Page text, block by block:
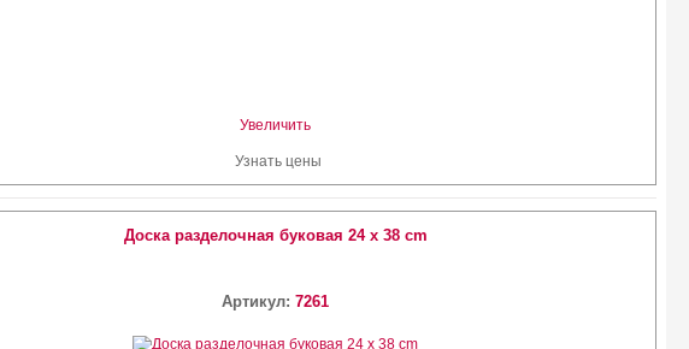
Увеличить
Узнать цены
Доска разделочная буковая 24 х 38 cm
Артикул:7261